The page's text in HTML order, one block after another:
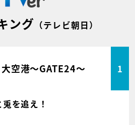
ング （テレビ朝日）
大空港～GATE24～ 1
を追え！